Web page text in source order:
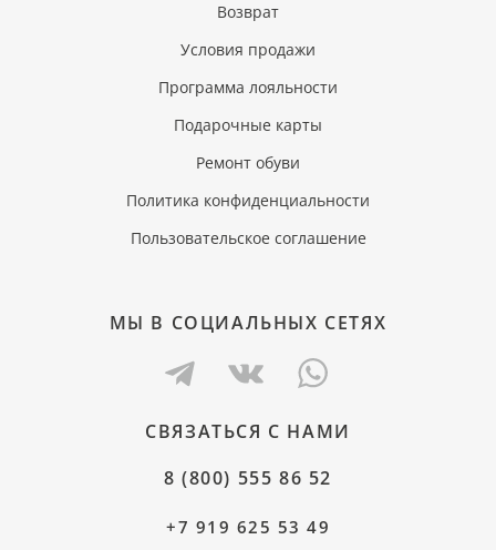
Возврат
Условия продажи
Программа лояльности
Подарочные карты
Ремонт обуви
Политика конфиденциальности
Пользовательское соглашение
МЫ В СОЦИАЛЬНЫХ СЕТЯХ
СВЯЗАТЬСЯ С НАМИ
8 (800) 555 86 52
+7 919 625 53 49